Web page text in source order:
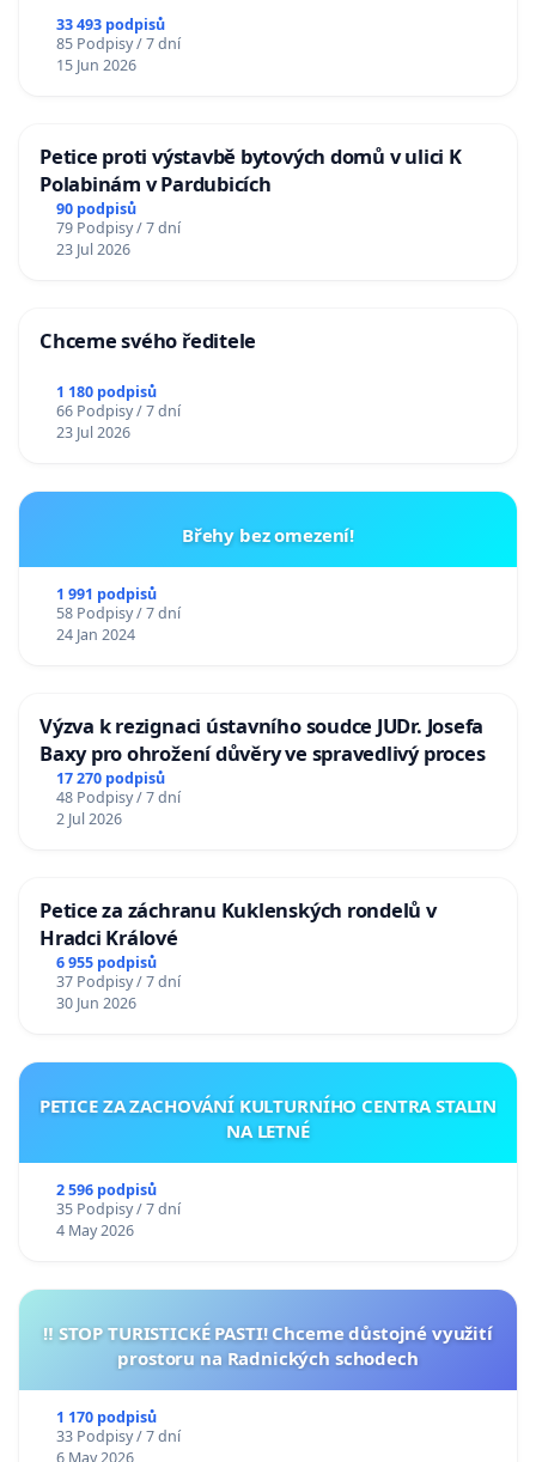
33 493 podpisů
85 Podpisy / 7 dní
15 Jun 2026
Petice proti výstavbě bytových domů v ulici K
Polabinám v Pardubicích
90 podpisů
79 Podpisy / 7 dní
23 Jul 2026
Chceme svého ředitele
1 180 podpisů
66 Podpisy / 7 dní
23 Jul 2026
Břehy bez omezení!
1 991 podpisů
58 Podpisy / 7 dní
24 Jan 2024
Výzva k rezignaci ústavního soudce JUDr. Josefa
Baxy pro ohrožení důvěry ve spravedlivý proces
17 270 podpisů
48 Podpisy / 7 dní
2 Jul 2026
Petice za záchranu Kuklenských rondelů v
Hradci Králové
6 955 podpisů
37 Podpisy / 7 dní
30 Jun 2026
PETICE ZA ZACHOVÁNÍ KULTURNÍHO CENTRA STALIN
NA LETNÉ
2 596 podpisů
35 Podpisy / 7 dní
4 May 2026
‼️ STOP TURISTICKÉ PASTI! Chceme důstojné využití
prostoru na Radnických schodech
1 170 podpisů
33 Podpisy / 7 dní
6 May 2026